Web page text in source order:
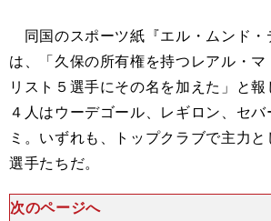
同国のスポーツ紙『エル・ムンド・
は、「久保の所有権を持つレアル・
リスト５選手にその名を加えた」と
４人はウーデゴール、レギロン、セバ
ミ。いずれも、トップクラブで主力
選手たちだ。
次のページへ